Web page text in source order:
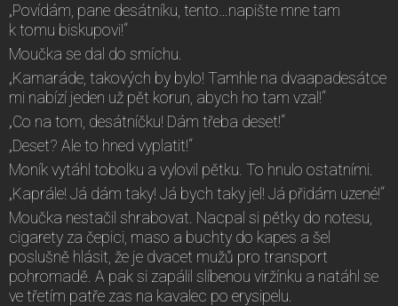
„Povídám, pane desátníku, tento…napište mne tam
k tomu biskupovi!“
Moučka se dal do smíchu.
„Kamaráde, takových by bylo! Tamhle na dvaapadesátce
mi nabízí jeden už pět korun, abych ho tam vzal!“
„Co na tom, desátníčku! Dám třeba deset!“
„Deset? Ale to hned vyplatit!“
Moník vytáhl tobolku a vylovil pětku. To hnulo ostatními.
„Kaprále! Já dám taky! Já bych taky jel! Já přidám uzené!“
Moučka nestačil shrabovat. Nacpal si pětky do notesu,
cigarety za čepici, maso a buchty do kapes a šel
poslušně hlásit, že je dvacet mužů pro transport
pohromadě. A pak si zapálil slíbenou viržínku a natáhl se
ve třetím patře zas na kavalec po erysipelu.